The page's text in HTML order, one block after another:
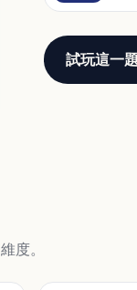
試玩這一題
度。